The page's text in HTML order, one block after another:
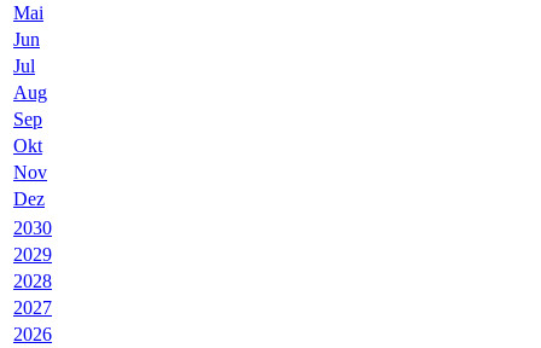
Mai
Jun
Jul
Aug
Sep
Okt
Nov
Dez
2030
2029
2028
2027
2026